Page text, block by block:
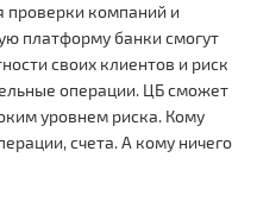
проверки компаний и
платформу банки смогут
своих клиентов и риск
операции. ЦБ сможет
уровнем риска. Кому
счета. А кому ничего